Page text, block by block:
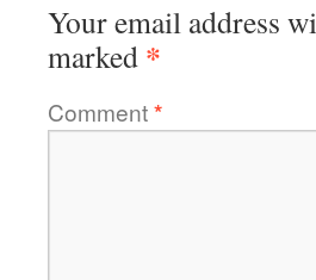
Your email address
marked *
Comment*